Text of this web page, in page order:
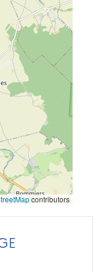
contributors